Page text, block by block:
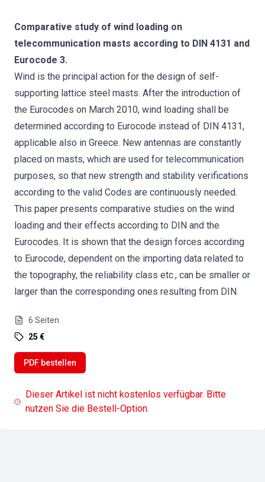
Comparative study of wind loading on
telecommunication masts according to DIN 4131 and
Eurocode 3.
Wind is the principal action for the design of self-
supporting lattice steel masts. After the introduction of
the Eurocodes on March 2010, wind loading shall be
determined according to Eurocode instead of DIN 4131,
applicable also in Greece. New antennas are constantly
placed on masts, which are used for telecommunication
purposes, so that new strength and stability verifications
according to the valid Codes are continuously needed.
This paper presents comparative studies on the wind
loading and their effects according to DIN and the
Eurocodes. It is shown that the design forces according
to Eurocode, dependent on the importing data related to
the topography, the reliability class etc., can be smaller or
larger than the corresponding ones resulting from DIN.
6 Seiten
25 €
PDF bestellen
Dieser Artikel ist nicht kostenlos verfügbar. Bitte
nutzen Sie die Bestell-Option.